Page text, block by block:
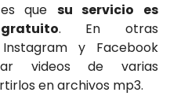
que su servicio es
. En otras
y Facebook
videos de varias
en archivos mp3.